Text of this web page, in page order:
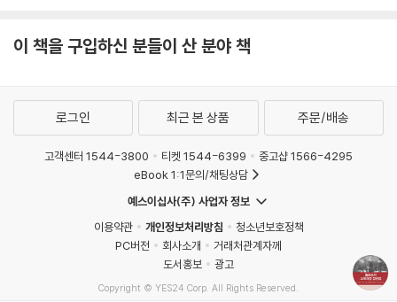
이 책을 구입하신 분들이 산 분야 책
로그인 최근 본 상품 주문/배송
고객센터 1544-3800 티켓 1544-6399
중고샵 1566-4295
eBook 1:1문의/채팅상담
예스이십사(주) 사업자 정보
이용약관
개인정보처리방침
청소년보호정책
PC버전
회사소개
거래처관계자께
도서홍보
광고
Copyright © YES24 Corp. All Rights Reserved.